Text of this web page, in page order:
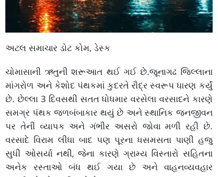
અટલ સમાચાર ડોટ કોમ, ડેસ્ક
ચોમાસાની ઋતુની શરૂઆત થઈ ગઈ છે.જૂનાગઢ જિલ્લાના
માંગરોળ અને કેશોદ પંથકમાં કુદરતે રૌદ્ર સ્વરૂપ ધારણ કર્યું
છે. છેલ્લા 3 દિવસથી સતત ધોધમાર વરસેલા વરસાદને કારણે
સમગ્ર પંથક જળબંબાકાર થયું છે અને સ્થાનિક જનજીવન
પર તેની વ્યાપક અને ગંભીર અસરો જોવા મળી રહી છે.
વરસાદે વિરામ લીધા બાદ પણ પૂરના ધસમસતા પાણી હજુ
સુધી ઓસર્યા નથી, જેના કારણે ગ્રામ્ય વિસ્તારો સહિતના
અનેક રસ્તાઓ બંધ થઈ ગયા છે અને વાહનવ્યવહાર